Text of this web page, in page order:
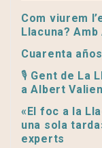
Com viurem
Llacuna?
Cuarenta
🎙️ Gent de La
a Albert
«El foc a la
una sola
experts